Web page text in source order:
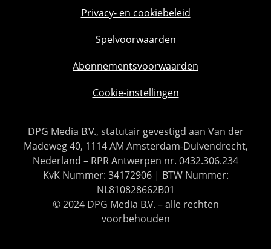
Privacy- en cookiebeleid
Spelvoorwaarden
Abonnementsvoorwaarden
Cookie-instellingen
DPG Media B.V., statutair gevestigd aan Van der
Madeweg 40, 1114 AM Amsterdam-Duivendrecht,
Nederland – RPR Antwerpen nr. 0432.306.234
KvK Nummer: 34172906 | BTW Nummer:
NL810828662B01
© 2024 DPG Media B.V. – alle rechten
voorbehouden